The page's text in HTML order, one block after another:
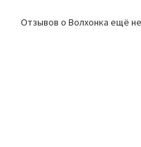
Отзывов о Волхонка ещё